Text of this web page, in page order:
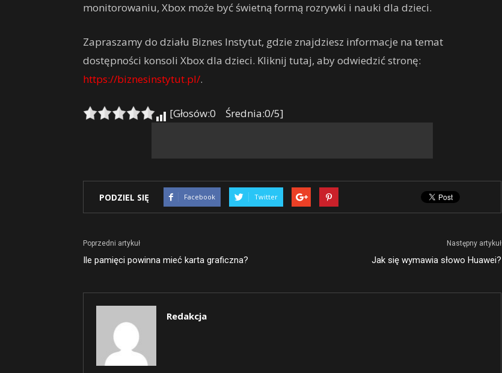
monitorowaniu, Xbox może być świetną formą rozrywki i nauki dla dzieci.
Zapraszamy do działu Biznes Instytut, gdzie znajdziesz informacje na temat
dostępności konsoli Xbox dla dzieci. Kliknij tutaj, aby odwiedzić stronę:
https://biznesinstytut.pl/.
[Głosów:0 Średnia:0/5]
PODZIEL SIĘ Facebook Twitter
Poprzedni artykuł
Ile pamięci powinna mieć karta graficzna?
Następny artykuł
Jak się wymawia słowo Huawei?
Redakcja